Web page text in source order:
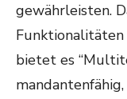
gewährleisten.
bietet es